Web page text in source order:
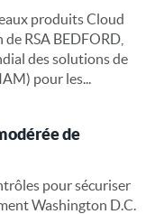
produits Cloud
RSA BEDFORD,
des solutions de
pour les...
de
pour sécuriser
Washington D.C.